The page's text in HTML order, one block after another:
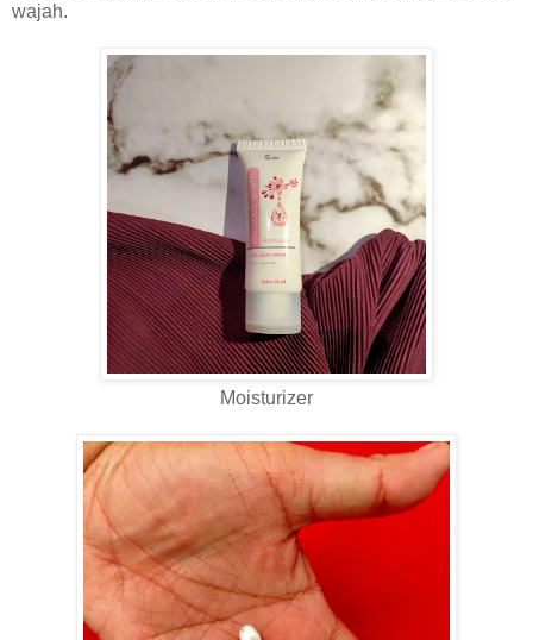
wajah.
Moisturizer